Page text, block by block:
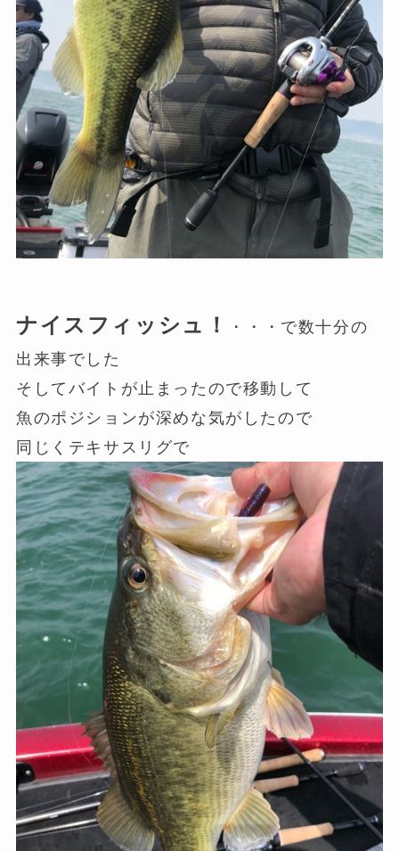
ナイスフィッシュ！
・・・で数十分の
出来事でした
そしてバイトが止まったので移動して
魚のポジションが深めな気がしたので
同じくテキサスリグで